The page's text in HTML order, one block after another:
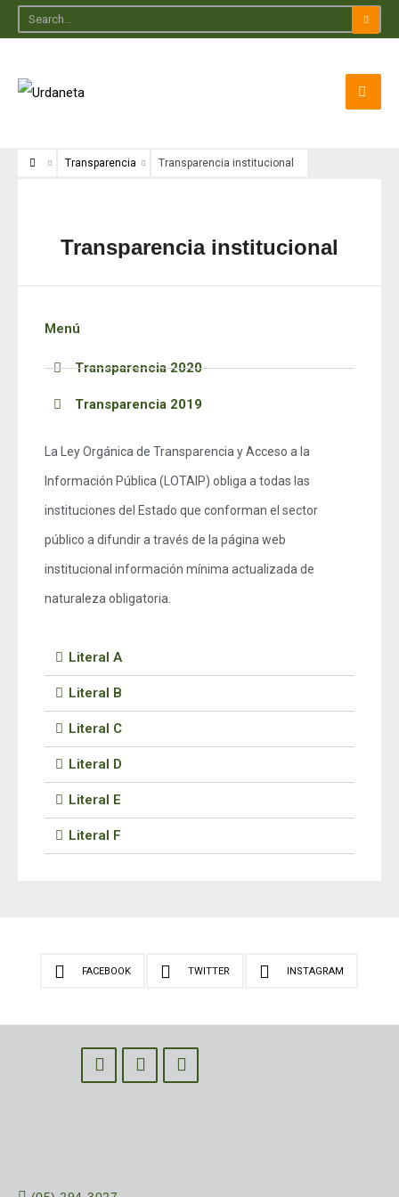
Transparencia Transparencia institucional
Transparencia institucional
Menú
Transparencia 2020
Transparencia 2019
La Ley Orgánica de Transparencia y Acceso a la
Información Pública (LOTAIP) obliga a todas las
instituciones del Estado que conforman el sector
público a difundir a través de la página web
institucional información mínima actualizada de
naturaleza obligatoria.​​​​
Literal A
Literal B
Literal C
Literal D
Literal E
Literal F
FACEBOOK TWITTER INSTAGRAM